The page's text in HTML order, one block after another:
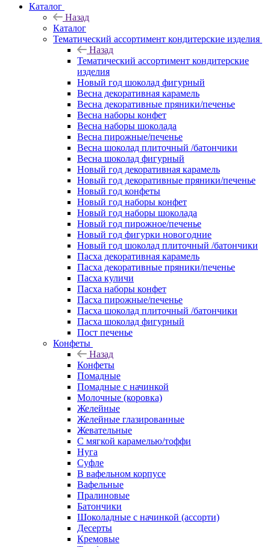
Каталог
Назад
Каталог
Тематический ассортимент кондитерские изделия
Назад
Тематический ассортимент кондитерские
изделия
Новый год шоколад фигурный
Весна декоративная карамель
Весна декоративные пряники/печенье
Весна наборы конфет
Весна наборы шоколада
Весна пирожные/печенье
Весна шоколад плиточный /батончики
Весна шоколад фигурный
Новый год декоративная карамель
Новый год декоративные пряники/печенье
Новый год конфеты
Новый год наборы конфет
Новый год наборы шоколада
Новый год пирожное/печенье
Новый год фигурки новогодние
Новый год шоколад плиточный /батончики
Пасха декоративная карамель
Пасха декоративные пряники/печенье
Пасха куличи
Пасха наборы конфет
Пасха пирожные/печенье
Пасха шоколад плиточный /батончики
Пасха шоколад фигурный
Пост печенье
Конфеты
Назад
Конфеты
Помадные
Помадные с начинкой
Молочные (коровка)
Желейные
Желейные глазированные
Жевательные
С мягкой карамелью/тоффи
Нуга
Суфле
В вафельном корпусе
Вафельные
Пралиновые
Батончики
Шоколадные с начинкой (ассорти)
Десерты
Кремовые